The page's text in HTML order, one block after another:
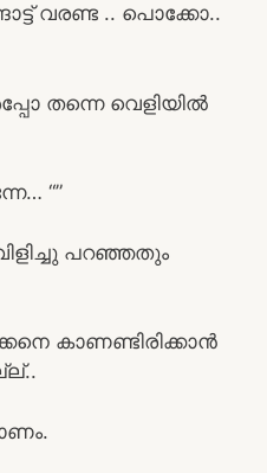
വരണ്ട .. പൊക്കോ..
തന്നെ വെളിയിൽ
“”
പറഞ്ഞതും
കാണണ്ടിരിക്കാൻ